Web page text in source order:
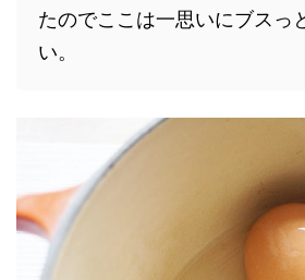
たのでここは一思いにブスっ
い。